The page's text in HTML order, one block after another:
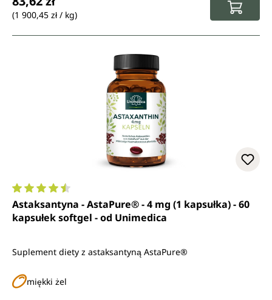
(1 900,45 zł / kg)
Średnia ocena 4.6 z 5 gwiazdek
Astaksantyna - AstaPure® - 4 mg (1 kapsułka) - 60
kapsułek softgel - od Unimedica
Suplement diety z astaksantyną AstaPure®
miękki żel